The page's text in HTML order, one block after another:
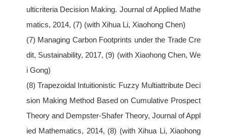
ulticriteria Decision Making. Journal of Applied Mathe
matics, 2014, (7) (with Xihua Li, Xiaohong Chen)
(7) Managing Carbon Footprints under the Trade Cre
dit, Sustainability, 2017, (9) (with Xiaohong Chen, We
i Gong)
(8) Trapezoidal Intuitionistic Fuzzy Multiattribute Deci
sion Making Method Based on Cumulative Prospect
Theory and Dempster-Shafer Theory, Journal of Appl
ied Mathematics, 2014, (8) (with Xihua Li, Xiaohong